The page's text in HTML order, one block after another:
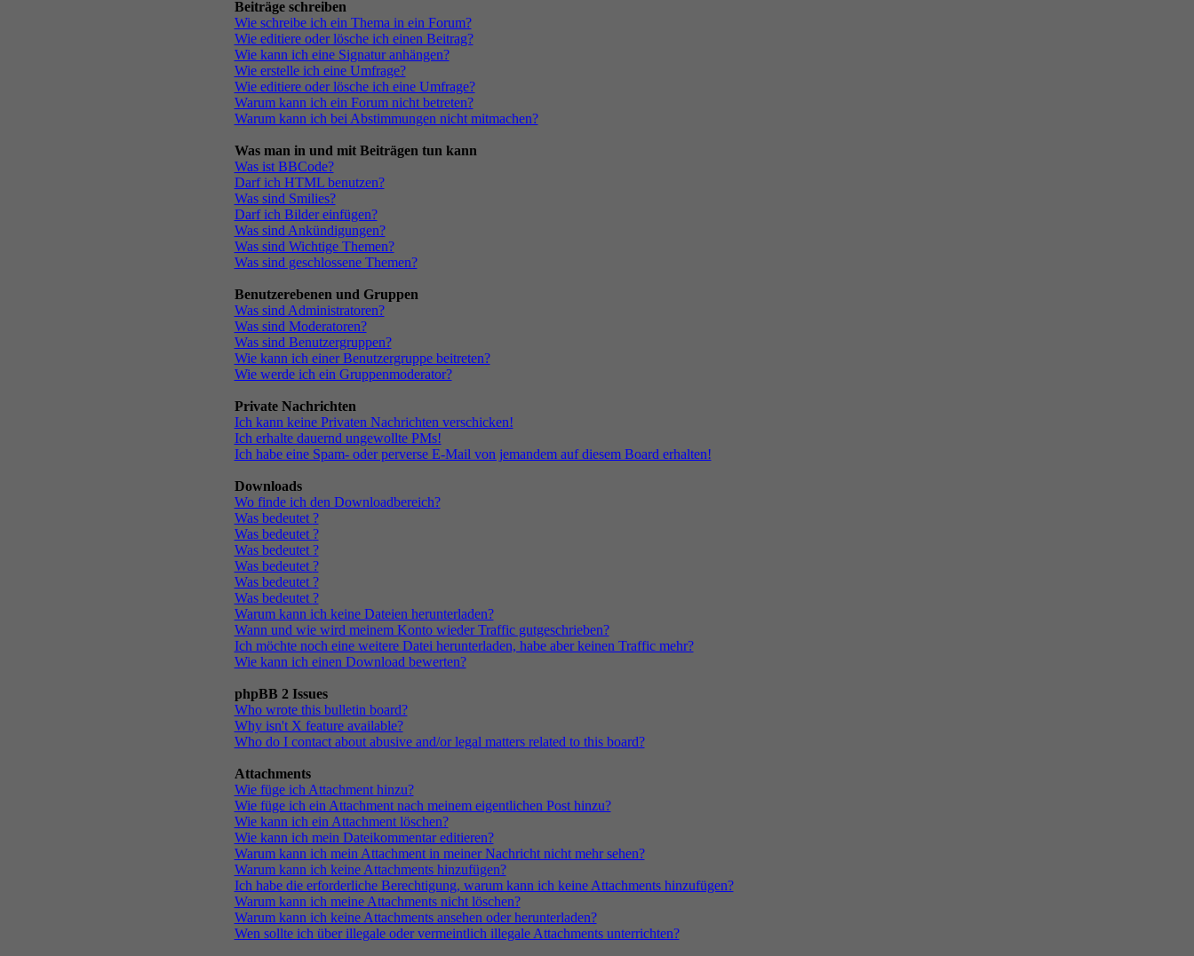
Beiträge schreiben
Wie schreibe ich ein Thema in ein Forum?
Wie editiere oder lösche ich einen Beitrag?
Wie kann ich eine Signatur anhängen?
Wie erstelle ich eine Umfrage?
Wie editiere oder lösche ich eine Umfrage?
Warum kann ich ein Forum nicht betreten?
Warum kann ich bei Abstimmungen nicht mitmachen?
Was man in und mit Beiträgen tun kann
Was ist BBCode?
Darf ich HTML benutzen?
Was sind Smilies?
Darf ich Bilder einfügen?
Was sind Ankündigungen?
Was sind Wichtige Themen?
Was sind geschlossene Themen?
Benutzerebenen und Gruppen
Was sind Administratoren?
Was sind Moderatoren?
Was sind Benutzergruppen?
Wie kann ich einer Benutzergruppe beitreten?
Wie werde ich ein Gruppenmoderator?
Private Nachrichten
Ich kann keine Privaten Nachrichten verschicken!
Ich erhalte dauernd ungewollte PMs!
Ich habe eine Spam- oder perverse E-Mail von jemandem auf diesem Board erhalten!
Downloads
Wo finde ich den Downloadbereich?
Was bedeutet ?
Was bedeutet ?
Was bedeutet ?
Was bedeutet ?
Was bedeutet ?
Was bedeutet ?
Warum kann ich keine Dateien herunterladen?
Wann und wie wird meinem Konto wieder Traffic gutgeschrieben?
Ich möchte noch eine weitere Datei herunterladen, habe aber keinen Traffic mehr?
Wie kann ich einen Download bewerten?
phpBB 2 Issues
Who wrote this bulletin board?
Why isn't X feature available?
Who do I contact about abusive and/or legal matters related to this board?
Attachments
Wie füge ich Attachment hinzu?
Wie füge ich ein Attachment nach meinem eigentlichen Post hinzu?
Wie kann ich ein Attachment löschen?
Wie kann ich mein Dateikommentar editieren?
Warum kann ich mein Attachment in meiner Nachricht nicht mehr sehen?
Warum kann ich keine Attachments hinzufügen?
Ich habe die erforderliche Berechtigung, warum kann ich keine Attachments hinzufügen?
Warum kann ich meine Attachments nicht löschen?
Warum kann ich keine Attachments ansehen oder herunterladen?
Wen sollte ich über illegale oder vermeintlich illegale Attachments unterrichten?